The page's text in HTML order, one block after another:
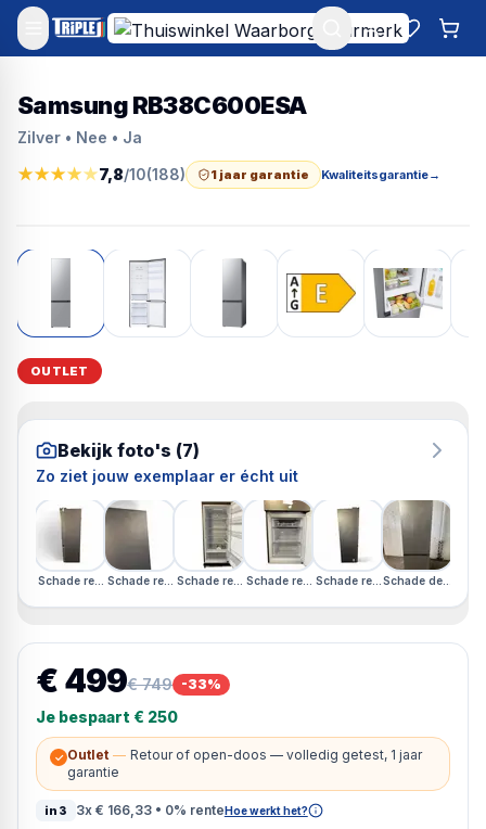
Mijn account
Samsung RB38C600ESA
Zilver • Nee • Ja
★★★★★7,8/10(188) 1 jaar garantie Kwaliteitsgarantie→
OUTLET
Bekijk foto's (7)
Zo ziet jouw exemplaar er écht uit
Schade rechterzijkantSchade rechterzijkantSchade rechterzijkantSchade rechterzijkantSchade rechterzijkant
Schade deur
€ 499€ 749 -33%
Je bespaart € 250
✓ Outlet — Retour of open-doos — volledig getest, 1 jaar
garantie
in3 3x € 166,33• 0% renteHoe werkt het?